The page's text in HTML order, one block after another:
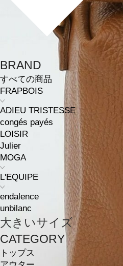
BRAND
すべての商品
FRAPBOIS
ADIEU TRISTESSE
congés payés
LOISIR
Julier
MOGA
L'EQUIPE
endalence
unbilanc
大きいサイズ
CATEGORY
トップス